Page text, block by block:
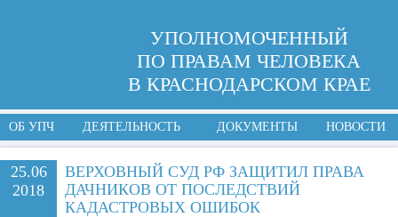
УПОЛНОМОЧЕННЫЙ
ПО ПРАВАМ ЧЕЛОВЕКА
В КРАСНОДАРСКОМ КРАЕ
ОБ УПЧ ДЕЯТЕЛЬНОСТЬ ДОКУМЕНТЫ НОВОСТИ
25.06
2018
ВЕРХОВНЫЙ СУД РФ ЗАЩИТИЛ ПРАВА
ДАЧНИКОВ ОТ ПОСЛЕДСТВИЙ
КАДАСТРОВЫХ ОШИБОК